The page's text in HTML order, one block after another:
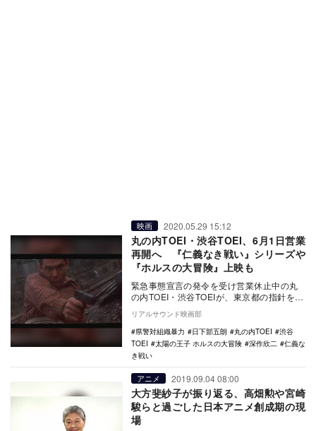
映画 2020.05.29 15:12
丸の内TOEI・渋谷TOEI、6月1日営業
再開へ 『仁義なき戦い』シリーズや
『ホルスの大冒険』上映も
緊急事態宣言の発令を受け営業休止中の丸
の内TOEI・渋谷TOEIが、東京都の指針を基
に6 月1日より営業を再開することを発表し
た…
リアルサウンド映画部
県警対組織暴力
日下部五朗 丸の内TOEI
渋谷
TOEI
太陽の王子 ホルスの大冒険 深作欣二
仁義な
き戦い
アニメ 2019.09.04 08:00
大方斐紗子が振り返る、高畑勲や宮崎
駿らと過ごした日本アニメ創成期の現
場